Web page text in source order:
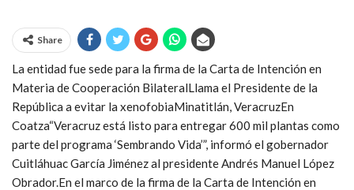
Share
La entidad fue sede para la firma de la Carta de Intención en
Materia de Cooperación BilateralLlama el Presidente de la
República a evitar la xenofobiaMinatitlán, VeracruzEn
Coatza“Veracruz está listo para entregar 600 mil plantas como
parte del programa ‘Sembrando Vida’”, informó el gobernador
Cuitláhuac García Jiménez al presidente Andrés Manuel López
Obrador.En el marco de la firma de la Carta de Intención en